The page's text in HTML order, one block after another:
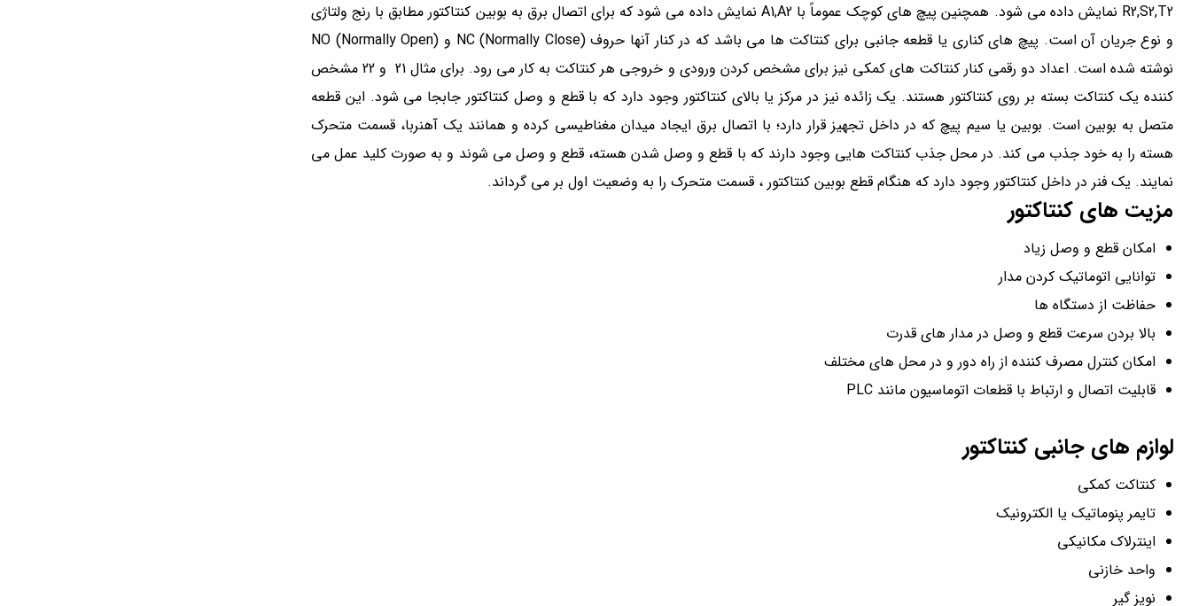
R2,S2,T2 نمایش داده می شود. همچنین پیچ های کوچک عموماً با A1,A2 نمایش داده می شود که برای اتصال برق به بوبین کنتاکتور مطابق با رنج ولتاژی
و نوع جریان آن است. پیچ های کناری یا قطعه جانبی برای کنتاکت ها می باشد که در کنار آنها حروف NC (Normally Close) و NO (Normally Open)
نوشته شده است. اعداد دو رقمی کنار کنتاکت های کمکی نیز برای مشخص کردن ورودی و خروجی هر کنتاکت به کار می رود. برای مثال 21 و 22 مشخص
کننده یک کنتاکت بسته بر روی کنتاکتور هستند. یک زائده نیز در مرکز یا بالای کنتاکتور وجود دارد که با قطع و وصل کنتاکتور جابجا می شود. این قطعه
متصل به بوبین است. بوبین یا سیم پیچ که در داخل تجهیز قرار دارد؛ با اتصال برق ایجاد میدان مغناطیسی کرده و همانند یک آهنربا، قسمت متحرک
هسته را به خود جذب می کند. در محل جذب کنتاکت هایی وجود دارند که با قطع و وصل شدن هسته، قطع و وصل می شوند و به صورت کلید عمل می
نمایند. یک فنر در داخل کنتاکتور وجود دارد که هنگام قطع بوبین کنتاکتور ، قسمت متحرک را به وضعیت اول بر می گرداند.
مزیت های کنتاکتور
امکان قطع و وصل زیاد
توانایی اتوماتیک کردن مدار
حفاظت از دستگاه ها
بالا بردن سرعت قطع و وصل در مدار های قدرت
امکان کنترل مصرف کننده از راه دور و در محل های مختلف
قابلیت اتصال و ارتباط با قطعات اتوماسیون مانند PLC
لوازم های جانبی کنتاکتور
کنتاکت کمکی
تایمر پنوماتیک یا الکترونیک
اینترلاک مکانیکی
واحد خازنی
نویز گیر